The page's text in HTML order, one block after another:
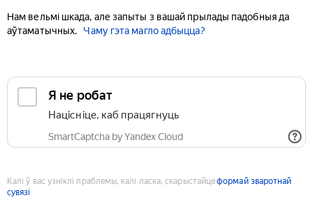
Нам вельмі шкада, але запыты з вашай прылады падобныя да
аўтаматычных.
Чаму гэта магло адбыцца?
Я не робат
Націсніце, каб працягнуць
SmartCaptcha by Yandex Cloud
Калі ў вас узніклі праблемы, калі ласка, скарыстайцеформай зваротнай
сувязі